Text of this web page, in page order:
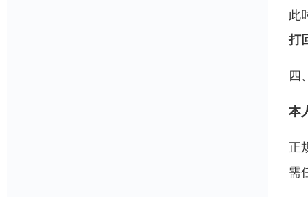
此
打
四
本
正
需